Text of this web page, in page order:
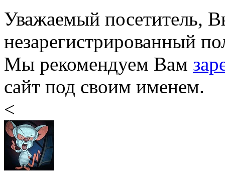
Уважаемый посетитель,
незарегистрированный
Мы рекомендуем Вам
сайт под своим именем.
<